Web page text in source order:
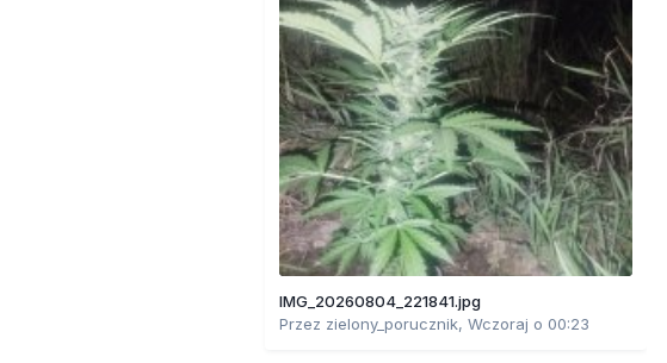
IMG_20260804_221841.jpg
Przez zielony_porucznik, Wczoraj o 00:23